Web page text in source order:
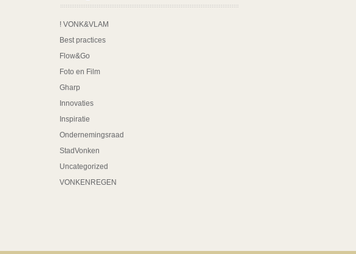
! VONK&VLAM
Best practices
Flow&Go
Foto en Film
Gharp
Innovaties
Inspiratie
Ondernemingsraad
StadVonken
Uncategorized
VONKENREGEN